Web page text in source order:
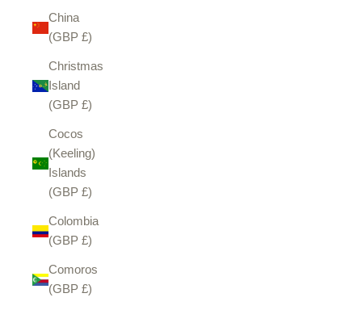
China
(GBP £)
Christmas
Island
(GBP £)
Cocos
(Keeling)
Islands
(GBP £)
Colombia
(GBP £)
Comoros
(GBP £)